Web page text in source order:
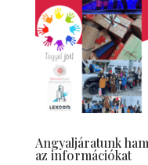
Angyaljáratunk
az információkat